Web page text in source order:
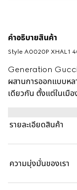
คำอธิบายสินค้า
Style ‎A0020P XHAL1
Generation Gucci
ผสานการออกแบบหล
เดียวกัน ตั้งแต่ในเมื
เอสเตอร์ป๊อปลินตัว
รายละเอียดสินค้า
ความมุ่งมั่นของเรา